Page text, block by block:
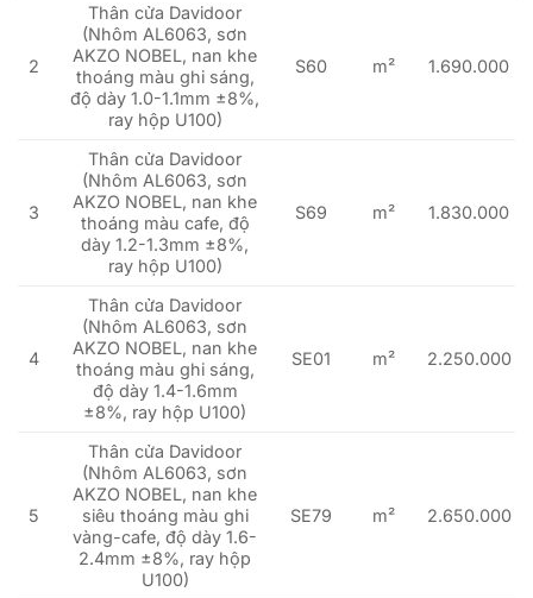
2
Thân cửa Davidoor
(Nhôm AL6063, sơn
AKZO NOBEL, nan khe
thoáng màu ghi sáng,
độ dày 1.0-1.1mm ±8%,
ray hộp U100)
S60 m² 1.690.000
3
Thân cửa Davidoor
(Nhôm AL6063, sơn
AKZO NOBEL, nan khe
thoáng màu cafe, độ
dày 1.2-1.3mm ±8%,
ray hộp U100)
S69 m² 1.830.000
4
Thân cửa Davidoor
(Nhôm AL6063, sơn
AKZO NOBEL, nan khe
thoáng màu ghi sáng,
độ dày 1.4-1.6mm
±8%, ray hộp U100)
SE01 m² 2.250.000
5
Thân cửa Davidoor
(Nhôm AL6063, sơn
AKZO NOBEL, nan khe
siêu thoáng màu ghi
vàng-cafe, độ dày 1.6-
2.4mm ±8%, ray hộp
U100)
SE79 m² 2.650.000